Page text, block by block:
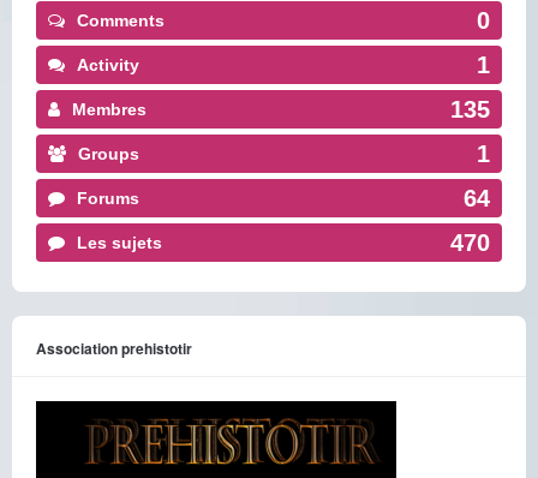
Comments 0
Activity 1
Membres 135
Groups 1
Forums 64
Les sujets 470
Association prehistotir